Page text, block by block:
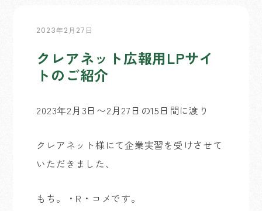
2023年2月27日
クレアネット広報用LPサイ
トのご紹介
2023年2月3日〜2月27日の15日間に渡り
クレアネット様にて企業実習を受けさせて
いただきました、
もち。・R・コメです。